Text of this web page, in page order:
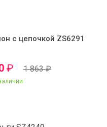
с цепочкой ZS6291
₽ 1 863₽